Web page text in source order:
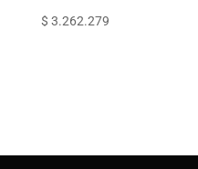
$ 3.262.279